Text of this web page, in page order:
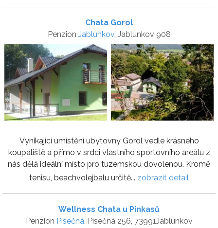
Chata Gorol
Penzion Jablunkov, Jablunkov 908
Vynikající umístění ubytovny Gorol vedle krásného
koupaliště a přímo v srdci vlastního sportovního areálu z
nás dělá ideální místo pro tuzemskou dovolenou. Kromě
tenisu, beachvolejbalu určitě... zobrazit detail
Wellness Chata u Pinkasů
Penzion Písečná, Písečná 256, 73991Jablunkov